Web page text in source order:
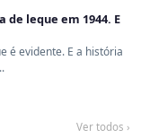
leque em 1944. E
é evidente. E a história
Ver todos ›